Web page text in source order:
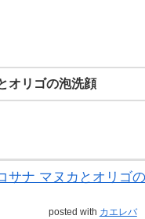
オリゴの泡洗顔
サナ マヌカとオリゴ
posted with カエレバ